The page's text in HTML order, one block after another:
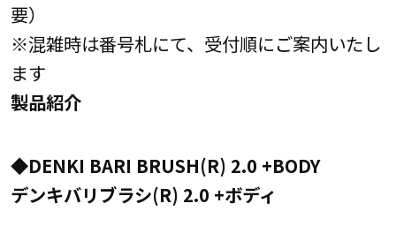
要）
※混雑時は番号札にて、受付順にご案内いたし
ます
製品紹介
◆DENKI BARI BRUSH(R) 2.0 +BODY
デンキバリブラシ(R) 2.0 +ボディ